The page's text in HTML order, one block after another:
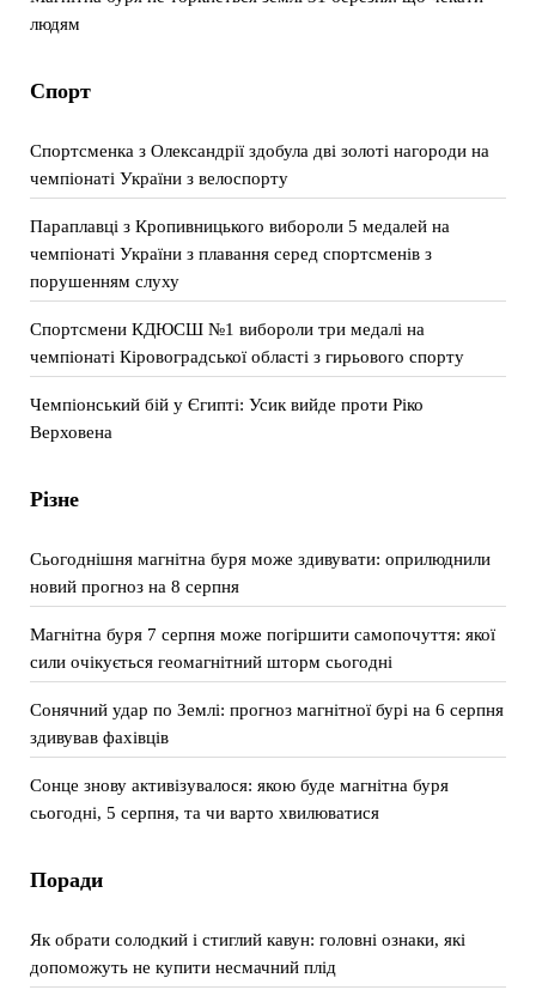
людям
Спорт
Спортсменка з Олександрії здобула дві золоті нагороди на
чемпіонаті України з велоспорту
Параплавці з Кропивницького вибороли 5 медалей на
чемпіонаті України з плавання серед спортсменів з
порушенням слуху
Спортсмени КДЮСШ №1 вибороли три медалі на
чемпіонаті Кіровоградської області з гирьового спорту
Чемпіонський бій у Єгипті: Усик вийде проти Ріко
Верховена
Різне
Сьогоднішня магнітна буря може здивувати: оприлюднили
новий прогноз на 8 серпня
Магнітна буря 7 серпня може погіршити самопочуття: якої
сили очікується геомагнітний шторм сьогодні
Сонячний удар по Землі: прогноз магнітної бурі на 6 серпня
здивував фахівців
Сонце знову активізувалося: якою буде магнітна буря
сьогодні, 5 серпня, та чи варто хвилюватися
Поради
Як обрати солодкий і стиглий кавун: головні ознаки, які
допоможуть не купити несмачний плід